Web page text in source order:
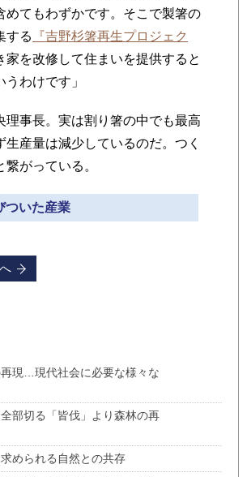
てもわずかです。そこで製箸の
する
『吉野杉箸再生プロジェク
を改修して住まいを提供すると
わけです」
事長。実は割り箸の中でも最高
産量は減少しているのだ。つく
がっている。
ついた産業
現…現代社会に必要な様々な
部切る「皆伐」より森林の再
められる自然との共存